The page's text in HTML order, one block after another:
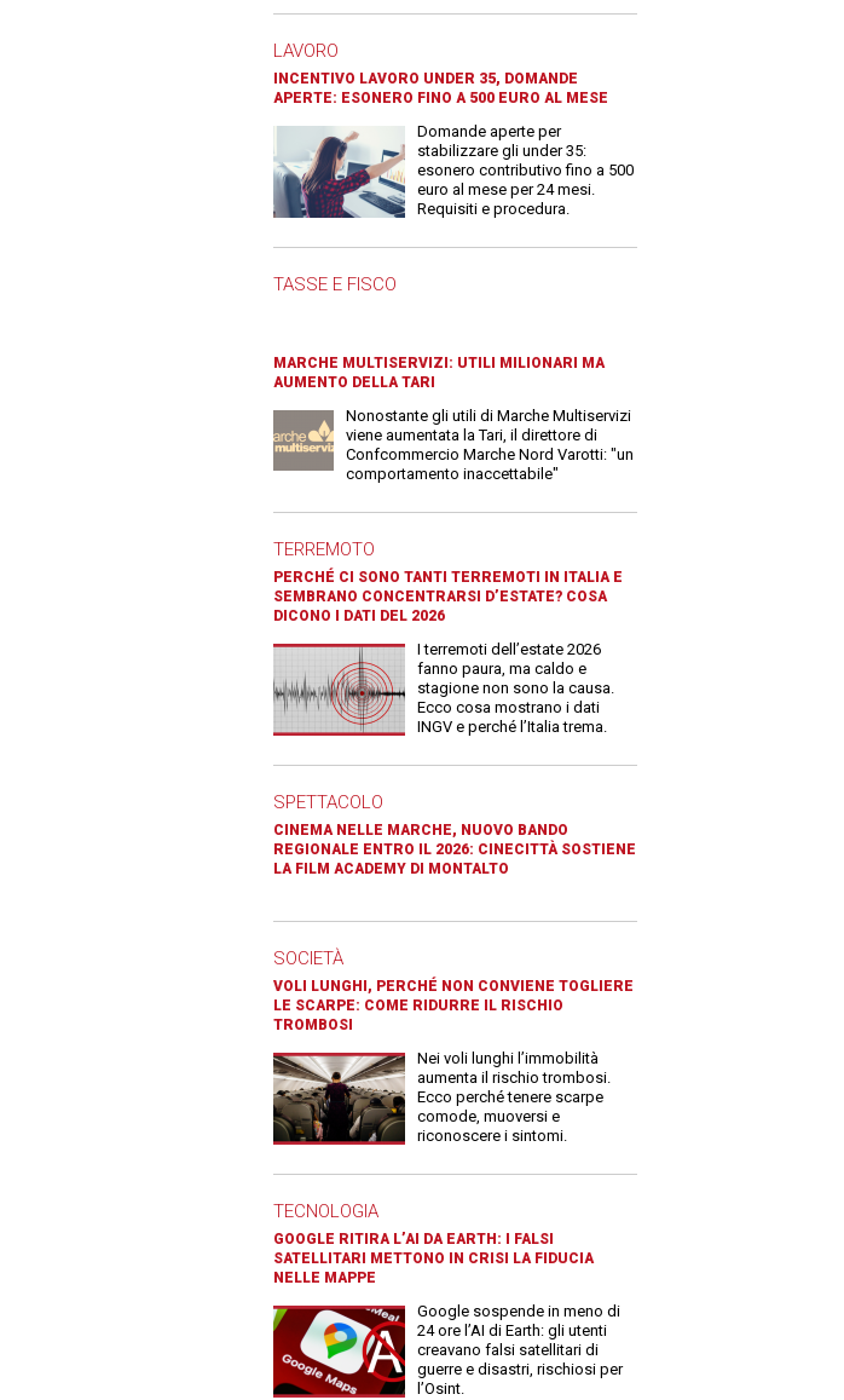
LAVORO
INCENTIVO LAVORO UNDER 35, DOMANDE
APERTE: ESONERO FINO A 500 EURO AL MESE
Domande aperte per
stabilizzare gli under 35:
esonero contributivo fino a 500
euro al mese per 24 mesi.
Requisiti e procedura.
TASSE E FISCO
MARCHE MULTISERVIZI: UTILI MILIONARI MA
AUMENTO DELLA TARI
Nonostante gli utili di Marche Multiservizi
viene aumentata la Tari, il direttore di
Confcommercio Marche Nord Varotti: "un
comportamento inaccettabile"
TERREMOTO
PERCHÉ CI SONO TANTI TERREMOTI IN ITALIA E
SEMBRANO CONCENTRARSI D’ESTATE? COSA
DICONO I DATI DEL 2026
I terremoti dell’estate 2026
fanno paura, ma caldo e
stagione non sono la causa.
Ecco cosa mostrano i dati
INGV e perché l’Italia trema.
SPETTACOLO
CINEMA NELLE MARCHE, NUOVO BANDO
REGIONALE ENTRO IL 2026: CINECITTÀ SOSTIENE
LA FILM ACADEMY DI MONTALTO
SOCIETÀ
VOLI LUNGHI, PERCHÉ NON CONVIENE TOGLIERE
LE SCARPE: COME RIDURRE IL RISCHIO
TROMBOSI
Nei voli lunghi l’immobilità
aumenta il rischio trombosi.
Ecco perché tenere scarpe
comode, muoversi e
riconoscere i sintomi.
TECNOLOGIA
GOOGLE RITIRA L’AI DA EARTH: I FALSI
SATELLITARI METTONO IN CRISI LA FIDUCIA
NELLE MAPPE
Google sospende in meno di
24 ore l’AI di Earth: gli utenti
creavano falsi satellitari di
guerre e disastri, rischiosi per
l’Osint.